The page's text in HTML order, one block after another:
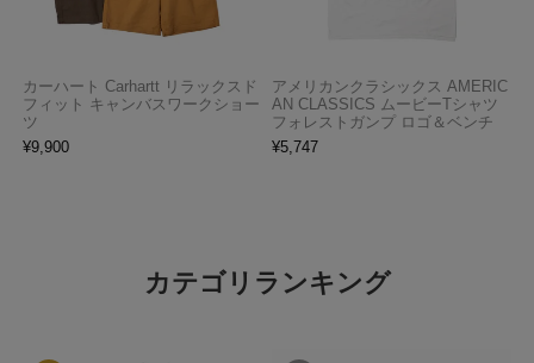
カーハート Carhartt リラックスド
フィット キャンバスワークショー
ツ
¥9,900
アメリカンクラシックス AMERIC
AN CLASSICS ムービーTシャツ
フォレストガンプ ロゴ＆ベンチ
¥5,747
カテゴリランキング